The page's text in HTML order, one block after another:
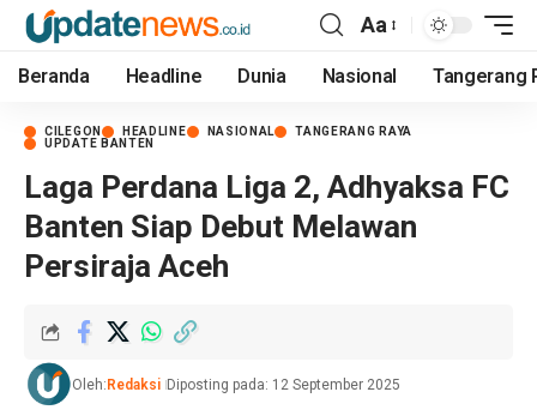
Aa
Beranda Headline Dunia Nasional Tangerang
CILEGON HEADLINE NASIONAL
TANGERANG RAYA
UPDATE BANTEN
Laga Perdana Liga 2, Adhyaksa FC
Banten Siap Debut Melawan
Persiraja Aceh
Oleh: Redaksi Diposting pada: 12 September 2025